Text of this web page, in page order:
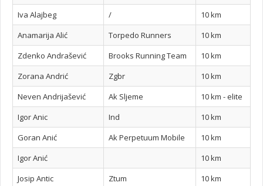
Iva Alajbeg
/
10 km
Anamarija Alić
Torpedo Runners
10 km
Zdenko Andrašević
Brooks Running Team
10 km
Zorana Andrić
Zgbr
10 km
Neven Andrijašević
Ak Sljeme
10 km - elite
Igor Anic
Ind
10 km
Goran Anić
Ak Perpetuum Mobile
10 km
Igor Anić
10 km
Josip Antic
Ztum
10 km